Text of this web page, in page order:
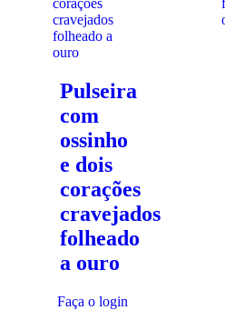
Pulseira
com
ossinho
e dois
corações
cravejados
folheado
a ouro
Faça o login